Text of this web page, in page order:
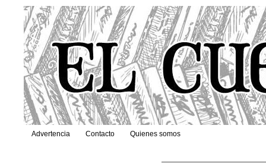
Advertencia Contacto Quienes somos